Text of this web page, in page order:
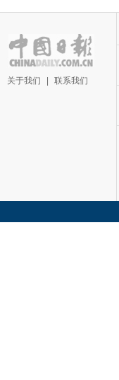
关于我们 联系我们